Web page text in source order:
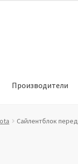
Производители
в отношении
Сайлентблок